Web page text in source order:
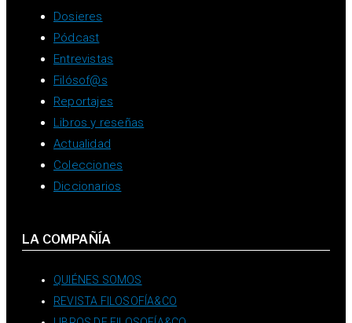
Dosieres
Pódcast
Entrevistas
Filósof@s
Reportajes
Libros y reseñas
Actualidad
Colecciones
Diccionarios
LA COMPAÑÍA
QUIÉNES SOMOS
REVISTA FILOSOFÍA&CO